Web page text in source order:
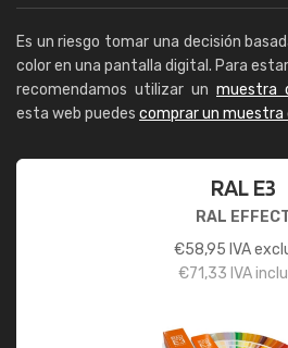
Es un riesgo tomar una decisión
color en una pantalla digital. Para
recomendamos utilizar un muestra
esta web puedes comprar un muestra
RAL E3
RAL
€58,95 IVA
€71,33 IVA